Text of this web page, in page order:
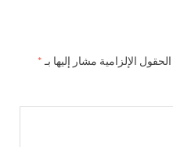
الحقول الإلزامية مشار إليها بـ *